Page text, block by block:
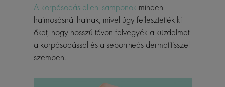
A korpásodás elleni samponokminden
hajmosásnál hatnak, mivel úgy fejlesztették ki
őket, hogy hosszú távon felvegyék a küzdelmet
a korpásodással és a seborrheás dermatitisszel
szemben.